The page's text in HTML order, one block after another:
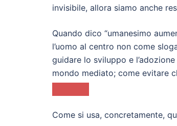
invisibile, allora siamo anche
Quando dico “umanesimo
l’uomo al centro non come
guidare lo sviluppo e
mondo mediato; come evitare
Come si usa, concretamente,